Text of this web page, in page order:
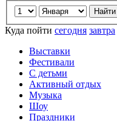
Куда пойти сегодня завтра
Выставки
Фестивали
С детьми
Активный отдых
Музыка
Шоу
Праздники